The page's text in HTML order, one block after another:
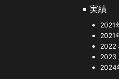
実績
2021
2021
2022
2023
2024